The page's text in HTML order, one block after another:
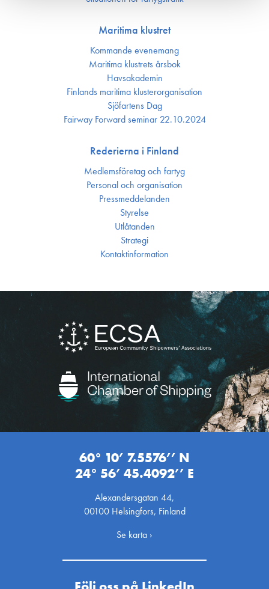
Maritima klustret
Kommande evenemang
Maritima klustrets årsbok
Havsakademin
Finlands maritima kluster­organisation
Sjöfartens Dag
Fairway Forward seminar 22.10.2024
Rederierna i Finland
Medlemsföretag och fartyg
Personal och organisation
Press­meddelanden
Styrelse
Utlåtanden
Strategi
Kontakt­information
60° 10’ 7.5576’’ N
24° 56’ 45.4092’’ E
Alexandersgatan 44,
00100 Helsingfors, Finland
Se karta ›